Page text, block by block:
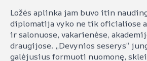
Ložės aplinka jam buvo itin
diplomatija vyko ne tik oficialiose
ir salonuose, vakarienėse,
draugijose. „Devynios seserys“
galėjusius formuoti nuomonę,